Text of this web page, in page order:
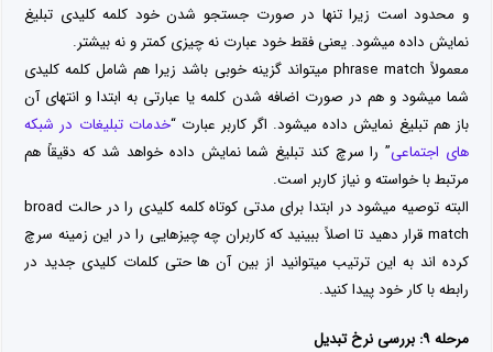
و محدود است زیرا تنها در صورت جستجو شدن خود کلمه کلیدی تبلیغ
نمایش داده میشود. یعنی فقط خود عبارت نه چیزی کمتر و نه بیشتر.
معمولاً phrase match میتواند گزینه خوبی باشد زیرا هم شامل کلمه کلیدی
شما میشود و هم در صورت اضافه شدن کلمه یا عبارتی به ابتدا و انتهای آن
باز هم تبلیغ نمایش داده میشود. اگر کاربر عبارت “خدمات تبلیغات در شبکه
های اجتماعی” را سرچ کند تبلیغ شما نمایش داده خواهد شد که دقیقاً هم
مرتبط با خواسته و نیاز کاربر است.
البته توصیه میشود در ابتدا برای مدتی کوتاه کلمه کلیدی را در حالت broad
match قرار دهید تا اصلاً ببینید که کاربران چه چیزهایی را در این زمینه سرچ
کرده اند به این ترتیب میتوانید از بین آن ها حتی کلمات کلیدی جدید در
رابطه با کار خود پیدا کنید.
مرحله ۹: بررسی نرخ تبدیل